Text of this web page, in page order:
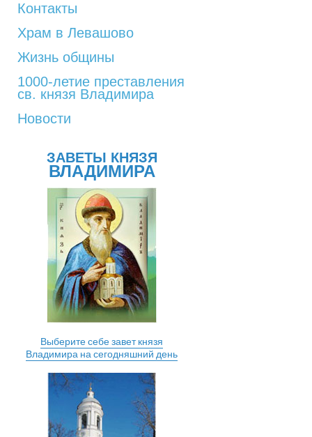
Контакты
Храм в Левашово
Жизнь общины
1000-летие преставления
св. князя Владимира
Новости
ЗАВЕТЫ КНЯЗЯ
ВЛАДИМИРА
Выберите себе завет князя
Владимира на сегодняшний день